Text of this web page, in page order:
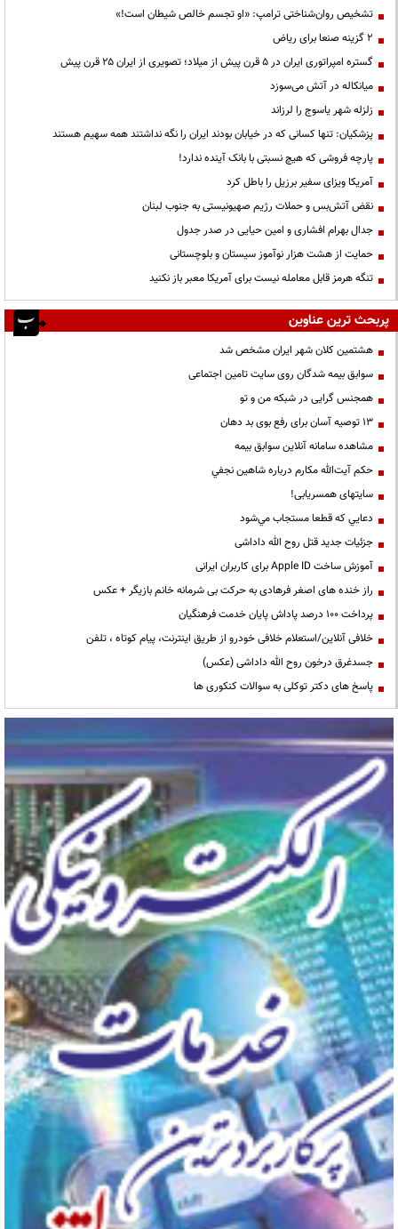
تشخیص روان‌شناختی ترامپ: «او تجسم خالص شیطان است!»
۲ گزینه صنعا برای ریاض
گستره امپراتوری ایران در ۵ قرن پیش از میلاد؛ تصویری از ایران ۲۵ قرن پیش
میانکاله در آتش می‌سوزد
زلزله شهر یاسوج را لرزاند
پزشکیان: تنها کسانی که در خیابان بودند ایران را نگه نداشتند همه سهیم هستند
پارچه فروشی که هیچ نسبتی با بانک آینده ندارد!
آمریکا ویزای سفیر برزیل را باطل کرد
نقض آتش‌بس و حملات رژیم صهیونیستی به جنوب لبنان
جدال بهرام افشاری و امین حیایی در صدر جدول
حمایت از هشت هزار نوآموز سیستان و بلوچستانی
تنگه هرمز قابل معامله نیست برای آمریکا معبر باز نکنید
پربحث ترین عناوین
هشتمین کلان شهر ایران مشخص شد
سوابق بیمه شدگان روی سایت تامین اجتماعی
همجنس گرایی در شبکه من و تو
13 توصیه آسان برای رفع بوی بد دهان
مشاهده سامانه آنلاين سوابق بیمه
حكم آيت‌الله مكارم درباره شاهين نجفي
سایتهای همسریابی!
دعايي كه قطعا مستجاب مي‌شود
جزئیات جدید قتل روح الله داداشی
آموزش ساخت Apple ID برای کاربران ایرانی
راز خنده های اصغر فرهادی به حرکت بی شرمانه خانم بازیگر + عکس
پرداخت ۱۰۰ درصد پاداش پایان خدمت فرهنگیان
خلافی آنلاین/استعلام خلافی خودرو از طریق اینترنت، پیام کوتاه ، تلفن
جسدغرق درخون روح الله داداشی (عکس)
پاسخ های دکتر توکلی به سوالات کنکوری ها